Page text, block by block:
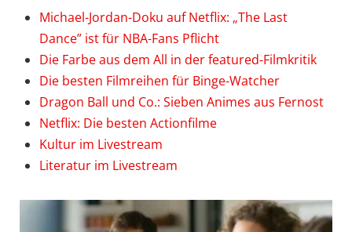
Michael-Jordan-Doku auf Netflix: „The Last
Dance” ist für NBA-Fans Pflicht
Die Farbe aus dem All in der featured-Filmkritik
Die besten Filmreihen für Binge-Watcher
Dragon Ball und Co.: Sieben Animes aus Fernost
Netflix: Die besten Actionfilme
Kultur im Livestream
Literatur im Livestream